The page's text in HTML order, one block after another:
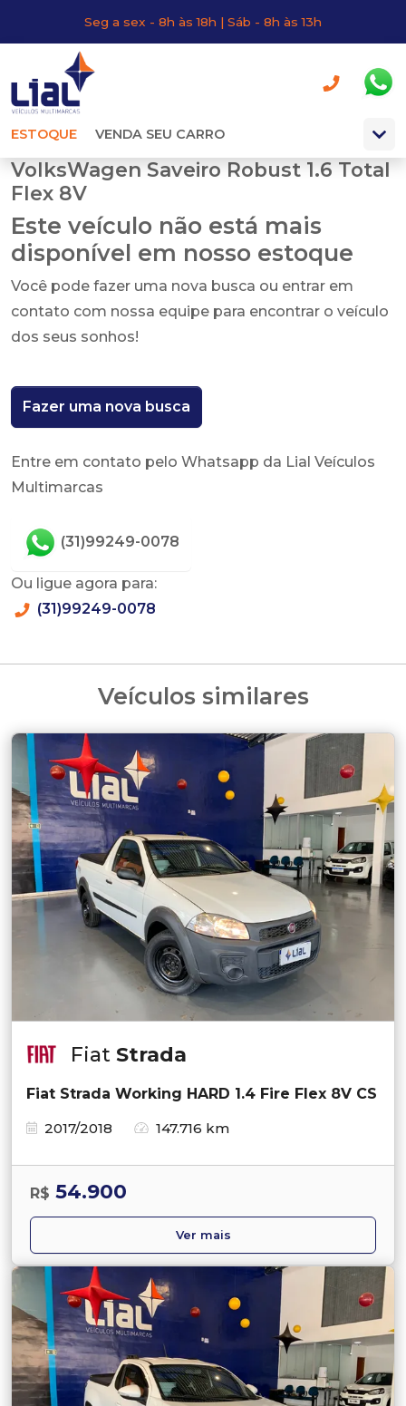
Seg a sex - 8h às 18h | Sáb - 8h às 13h
ESTOQUE VENDA SEU CARRO
VolksWagen Saveiro Robust 1.6 Total
Flex 8V
Este veículo não está mais
disponível em nosso estoque
Você pode fazer uma nova busca ou entrar em
contato com nossa equipe para encontrar o veículo
dos seus sonhos!
Fazer uma nova busca
Entre em contato pelo Whatsapp da Lial Veículos
Multimarcas
(31)99249-0078
Ou ligue agora para:
(31)99249-0078
Veículos similares
Fiat Strada
Fiat Strada Working HARD 1.4 Fire Flex 8V CS
2017/2018
147.716 km
R$ 54.900
Ver mais